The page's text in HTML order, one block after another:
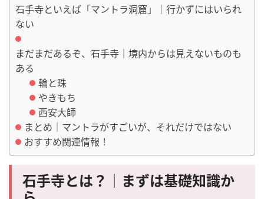
石手寺といえば「マントラ洞窟」｜行かずにはいられ
ない
まだまだあるぞ、石手寺｜境内からは見えないものも
ある
輪と珠
やきもち
西安大師
まとめ｜マントラがすごいが、それだけではない
おすすめ関連情報！
石手寺とは？｜まずは基礎知識か